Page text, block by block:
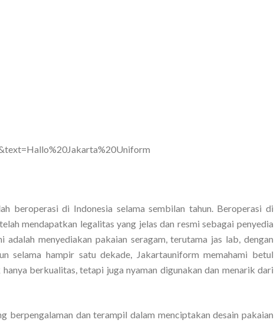
beroperasi di Indonesia selama sembilan tahun. Beroperasi di
mendapatkan legalitas yang jelas dan resmi sebagai penyedia
menyediakan pakaian seragam, terutama jas lab, dengan
selama hampir satu dekade, Jakartauniform memahami betul
berkualitas, tetapi juga nyaman digunakan dan menarik dari
dan terampil dalam menciptakan desain pakaian